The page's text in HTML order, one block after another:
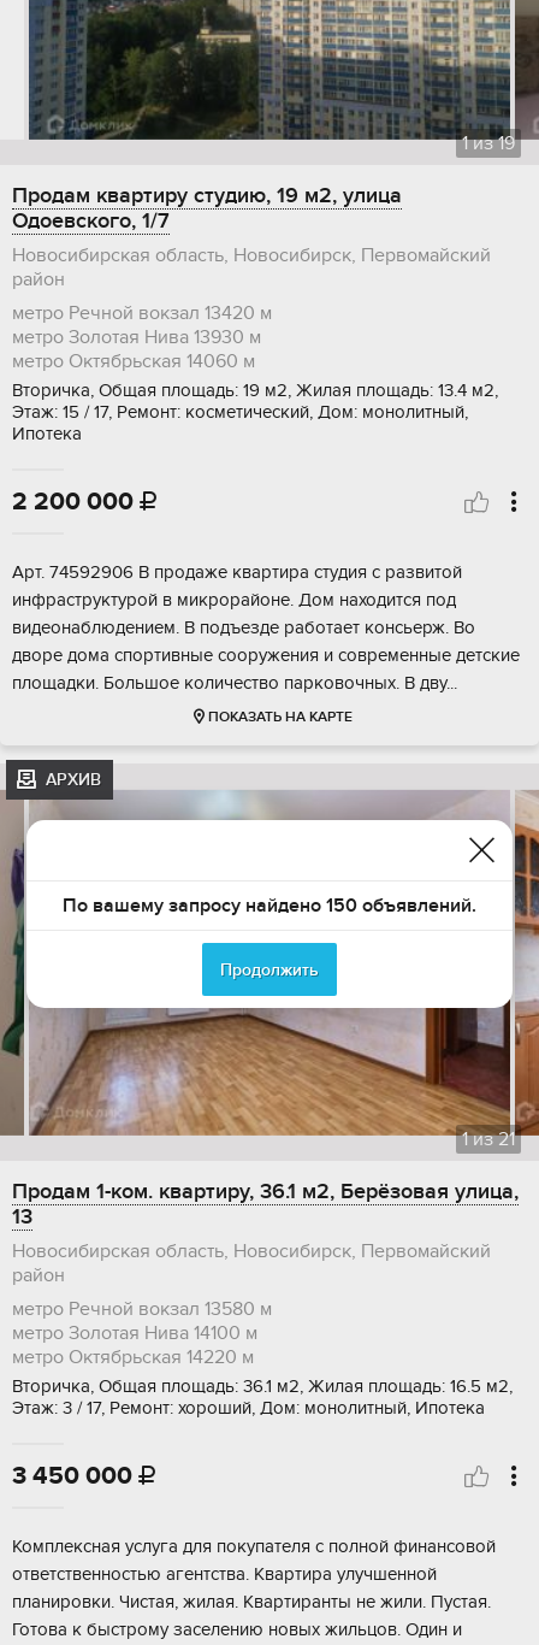
1из19
Продам квартиру студию, 19 м2, улица
Одоевского, 1/7
Новосибирская область, Новосибирск, Первомайский
район
метро Речной вокзал 13420 м
метро Золотая Нива 13930 м
метро Октябрьская 14060 м
Вторичка, Общая площадь: 19 м2, Жилая площадь: 13.4 м2,
Этаж: 15 / 17, Ремонт: косметический, Дом: монолитный,
Ипотека
2 200 000 
Арт. 74592906 В продаже квартира студия с развитой
инфраструктурой в микрорайоне. Дом находится под
видеонаблюдением. В подъезде работает консьерж. Во
дворе дома спортивные сооружения и современные детские
площадки. Большое количество парковочных. В дву...
ПОКАЗАТЬ НА КАРТЕ
АРХИВ
1из21
Продам 1-ком. квартиру, 36.1 м2, Берёзовая улица,
13
Новосибирская область, Новосибирск, Первомайский
район
метро Речной вокзал 13580 м
метро Золотая Нива 14100 м
метро Октябрьская 14220 м
Вторичка, Общая площадь: 36.1 м2, Жилая площадь: 16.5 м2,
Этаж: 3 / 17, Ремонт: хороший, Дом: монолитный, Ипотека
3 450 000 
Комплексная услуга для покупателя с полной финансовой
ответственностью агентства. Квартира улучшенной
планировки. Чистая, жилая. Квартиранты не жили. Пустая.
Готова к быстрому заселению новых жильцов. Один и
По вашему запросу найдено 150 объявлений.
Продолжить